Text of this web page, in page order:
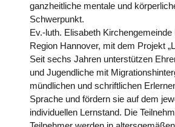
ganzheitliche mentale und
Schwerpunkt.
Ev.-luth. Elisabeth Kirchengemeinde
Region Hannover, mit dem Projekt
Seit sechs Jahren unterstützen
und Jugendliche mit
mündlichen und schriftlichen
Sprache und fördern sie auf dem
individuellen Lernstand. Die